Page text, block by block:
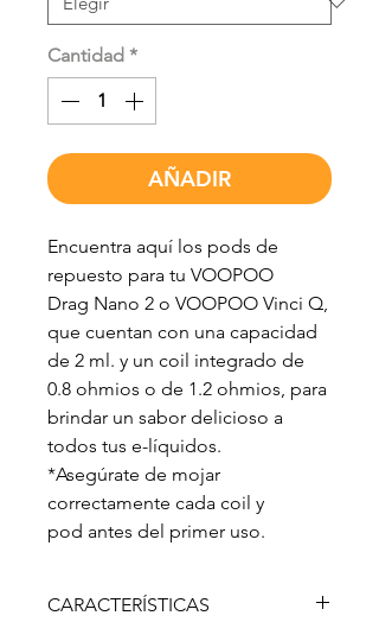
Cantidad *
AÑADIR
Encuentra aquí los pods de
repuesto para tu VOOPOO
Drag Nano 2 o VOOPOO Vinci Q,
que cuentan con una capacidad
de 2 ml. y un coil integrado de
0.8 ohmios o de 1.2 ohmios, para
brindar un sabor delicioso a
todos tus e-líquidos.
*Asegúrate de mojar
correctamente cada coil y
pod antes del primer uso.
CARACTERÍSTICAS